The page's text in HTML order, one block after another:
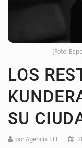
(Foto:
LOS
SU
por Agencia EFE